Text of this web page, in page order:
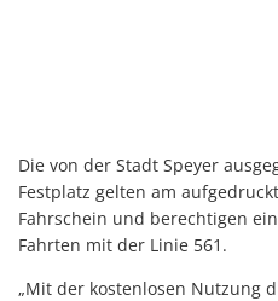
Die von der Stadt Speyer
Festplatz gelten am
Fahrschein und berechtigen
Fahrten mit der Linie 561.
„Mit der kostenlosen Nutzung